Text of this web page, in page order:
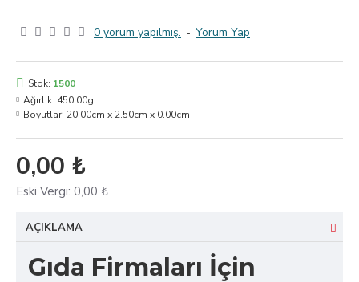
0 yorum yapılmış. - Yorum Yap
0,00 ₺
Eski Vergi: 0,00 ₺
Stok: 1500
Ağırlık: 450.00g
Boyutlar: 20.00cm x 2.50cm x 0.00cm
AÇIKLAMA
Gıda Firmaları İçin